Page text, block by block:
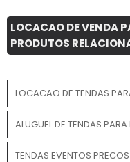
LOCACAO DE VENDA
PRODUTOS
LOCACAO DE TENDAS
ALUGUEL DE TENDAS
TENDAS EVENTOS PRECOS